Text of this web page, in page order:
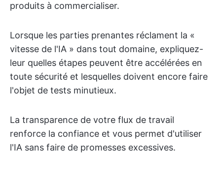
produits à commercialiser.
Lorsque les parties prenantes réclament la «
vitesse de l'IA » dans tout domaine, expliquez-
leur quelles étapes peuvent être accélérées en
toute sécurité et lesquelles doivent encore faire
l'objet de tests minutieux.
La transparence de votre flux de travail
renforce la confiance et vous permet d'utiliser
l'IA sans faire de promesses excessives.